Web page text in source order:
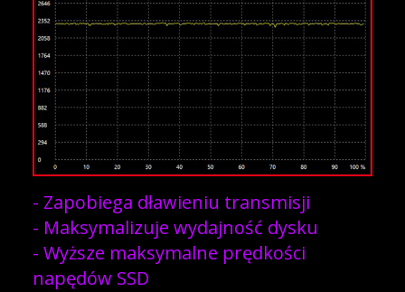
- Zapobiega dławieniu transmisji
- Maksymalizuje wydajność dysku
- Wyższe maksymalne prędkości
napędów SSD